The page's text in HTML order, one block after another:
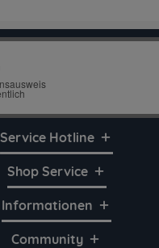
Service Hotline
Shop Service
Informationen
Community